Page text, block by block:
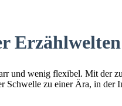
Erzählwelten
und wenig flexibel. Mit der
Schwelle zu einer Ära, in